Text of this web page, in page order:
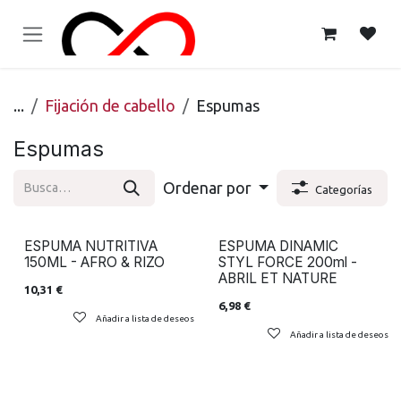
... Fijación de cabello Espumas
Espumas
Ordenar por Categorías
ESPUMA NUTRITIVA
150ML - AFRO & RIZO
10,31 €
Añadir a lista de deseos
ESPUMA DINAMIC
STYL FORCE 200ml -
ABRIL ET NATURE
6,98€
Añadir a lista de deseos